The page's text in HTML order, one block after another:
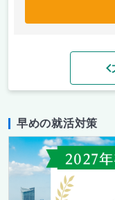
早めの就活対策